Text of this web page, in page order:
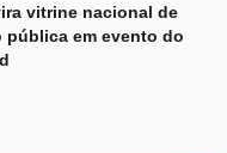
vitrine nacional de
pública em evento do